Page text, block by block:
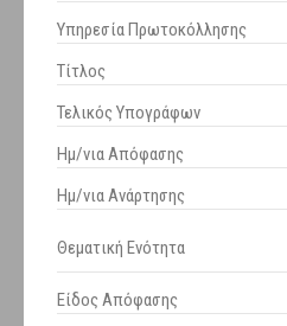
Υπηρεσία Πρωτοκόλλησης
Τίτλος
Τελικός Υπογράφων
Ημ/νια Απόφασης
Ημ/νια Ανάρτησης
Θεματική Ενότητα
Είδος Απόφασης